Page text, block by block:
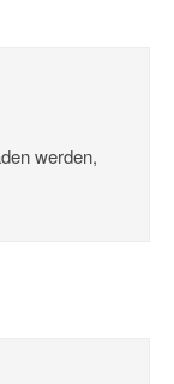
werden,